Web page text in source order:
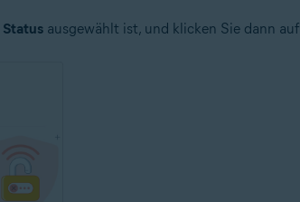
Statusausgewählt ist, und klicken Sie dann auf